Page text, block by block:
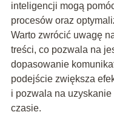
inteligencji mogą
procesów oraz
Warto zwrócić uwagę
treści, co pozwala na
dopasowanie
podejście zwiększa
i pozwala na
czasie.